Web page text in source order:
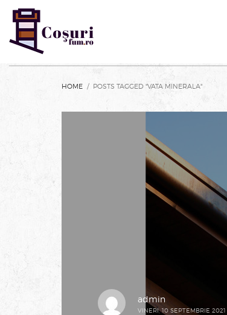
HOME POSTS TAGGED "VATA MINERALA"
admin
VINERI, 10 SEPTEMBRIE 2021